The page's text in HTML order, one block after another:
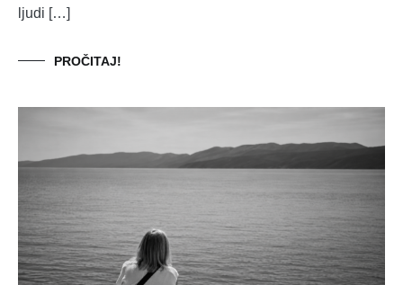
ljudi […]
PROČITAJ!